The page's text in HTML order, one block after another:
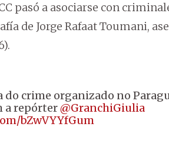
pasó a asociarse con
de Jorge Rafaat Toumani,
do crime organizado no
a repórter@GranchiGiulia
bZwVYYfGum